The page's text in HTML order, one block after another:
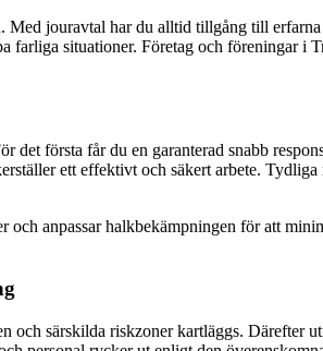
Med jouravtal har du alltid tillgång till
situationer. Företag och föreningar i
det första får du en garanterad snabb
ett effektivt och säkert arbete.
anpassar halkbekämpningen för att
och särskilda riskzoner kartläggs.